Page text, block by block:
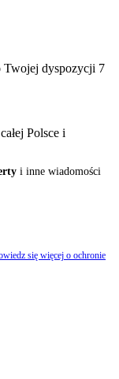
Twojej dyspozycji 7
Polsce i
i inne wiadomości
się więcej o ochronie